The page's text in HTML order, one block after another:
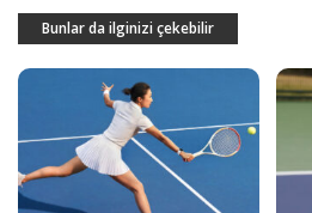
Bunlar da ilginizi çekebilir